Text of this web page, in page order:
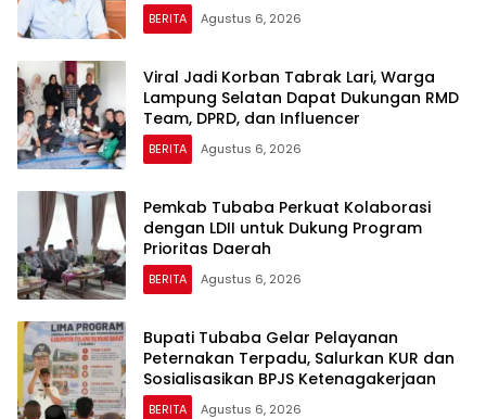
BERITA Agustus 6, 2026
Viral Jadi Korban Tabrak Lari, Warga
Lampung Selatan Dapat Dukungan RMD
Team, DPRD, dan Influencer
BERITA Agustus 6, 2026
Pemkab Tubaba Perkuat Kolaborasi
dengan LDII untuk Dukung Program
Prioritas Daerah
BERITA Agustus 6, 2026
Bupati Tubaba Gelar Pelayanan
Peternakan Terpadu, Salurkan KUR dan
Sosialisasikan BPJS Ketenagakerjaan
BERITA Agustus 6, 2026